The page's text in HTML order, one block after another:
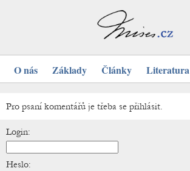
O nás Základy Články Literatura
Pro psaní komentářů je třeba se přihlásit.
Login:
Heslo: